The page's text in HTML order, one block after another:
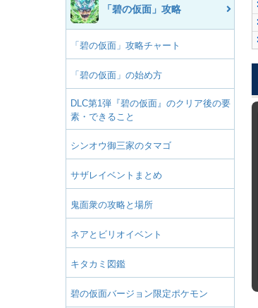
「碧の仮面」攻略
「碧の仮面」攻略チャート
「碧の仮面」の始め方
DLC第1弾『碧の仮面』のクリア後の要
素・できること
シンオウ御三家のタマゴ
サザレイベントまとめ
鬼面衆の攻略と場所
ネアとビリオイベント
キタカミ図鑑
碧の仮面バージョン限定ポケモン